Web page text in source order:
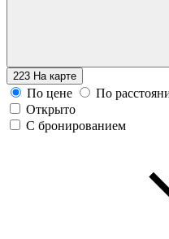
223 На карте
По цене
По
Открыто
С бронированием